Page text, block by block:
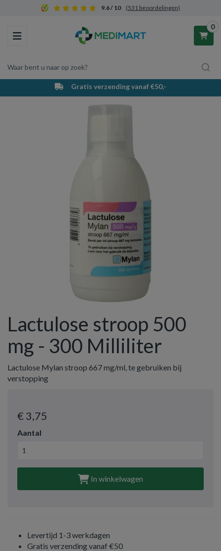
9.6 / 10 (531 beoordelingen)
Toggle navigation
Waar bent u naar op zoek?
0
Winkelwagen
Vul hem met producten.
PostNL bezorging & afhaalpunten
Lactulose stroop 500
mg - 300 Milliliter
Lactulose Mylan stroop 667 mg/ml, te gebruiken bij
verstopping
€ 3,75
Aantal
In winkelwagen
Levertijd 1-3 werkdagen
Gratis verzending vanaf €50